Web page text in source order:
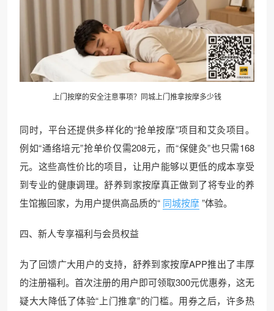
上门按摩的安全注意事项？同城上门推拿按摩多少钱
同时，平台还提供多样化的“抢单按摩”项目和艾灸项目。
例如“通络培元”抢单价仅需208元，而“保健灸”也只需168
元。这些高性价比的项目，让用户能够以更低的成本享受
到专业的健康调理。舒养到家按摩真正做到了将专业的养
生馆搬回家，为用户提供高品质的“ 同城按摩”体验。
四、新人专享福利与会员权益
为了回馈广大用户的支持，舒养到家按摩APP推出了丰厚
的注册福利。首次注册的用户即可领取300元优惠券，这无
疑大大降低了体验“上门推拿”的门槛。用券之后，许多热